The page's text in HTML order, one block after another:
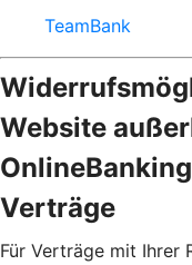
TeamBank
Website
Verträge
Für Verträge mit Ihrer